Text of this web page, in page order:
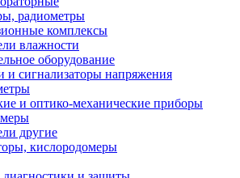
радиометры
комплексы
влажности
оборудование
и сигнализаторы напряжения
и оптико-механические приборы
другие
кислородомеры